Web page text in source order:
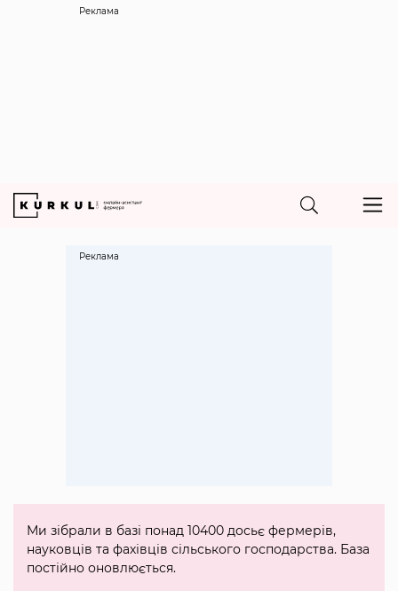
Реклама
Ми зібрали в базі понад 10400 досьє фермерів,
науковців та фахівців сільського господарства. База
постійно оновлюється.
Реклама